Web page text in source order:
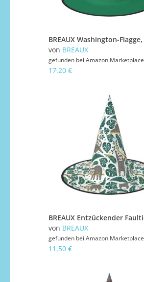
von BREAUX
gefunden bei Amazon Marketplace
17,20 €
von BREAUX
gefunden bei Amazon Marketplace
11,50 €